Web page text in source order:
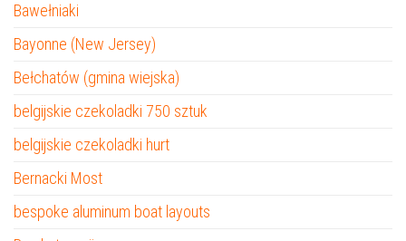
Bawełniaki
Bayonne (New Jersey)
Bełchatów (gmina wiejska)
belgijskie czekoladki 750 sztuk
belgijskie czekoladki hurt
Bernacki Most
bespoke aluminum boat layouts